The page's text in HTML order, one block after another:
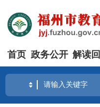
首页 政务公开 解读